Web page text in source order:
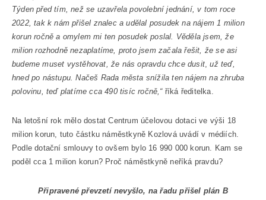
Týden před tím, než se uzavřela povolební jednání, v tom roce
2022, tak k nám přišel znalec a udělal posudek na nájem 1 milion
korun ročně a omylem mi ten posudek poslal. Věděla jsem, že
milion rozhodně nezaplatíme, proto jsem začala řešit, že se asi
budeme muset vystěhovat, že nás opravdu chce dusit ,už teď,
hned po nástupu. Načeš Rada města snížila ten nájem na zhruba
polovinu, teď platíme cca 490 tisíc ročně,“říká ředitelka.
Na letošní rok mělo dostat Centrum účelovou dotaci ve výši 18
milion korun, tuto částku náměstkyně Kozlová uvádí v médiích.
Podle dotační smlouvy to ovšem bylo 16 990 000 korun. Kam se
poděl cca 1 milion korun? Proč náměstkyně neříká pravdu?
Připravené převzetí nevyšlo, na řadu přišel plán B